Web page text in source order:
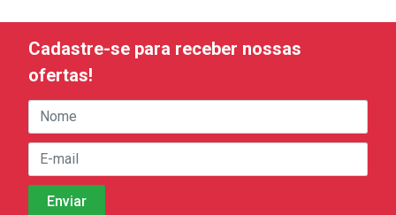
Cadastre-se para receber nossas
ofertas!